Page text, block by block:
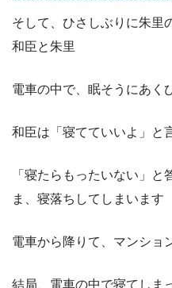
そして、ひさしぶりに朱里
和臣と朱里
電車の中で、眠そうにあく
和臣は「寝てていいよ」と
「寝たらもったいない」と
ま、寝落ちしてしまいます
電車から降りて、マンショ
結局、電車の中で寝てしま